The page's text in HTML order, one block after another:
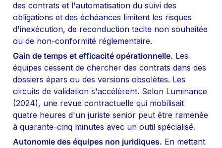
des contrats et l'automatisation du suivi des
obligations et des échéances limitent les risques
d'inexécution, de reconduction tacite non souhaitée
ou de non-conformité réglementaire.
Gain de temps et efficacité opérationnelle. Les
équipes cessent de chercher des contrats dans des
dossiers épars ou des versions obsolètes. Les
circuits de validation s'accélèrent. Selon Luminance
(2024), une revue contractuelle qui mobilisait
quatre heures d'un juriste senior peut être ramenée
à quarante-cinq minutes avec un outil spécialisé.
Autonomie des équipes non juridiques. En mettant